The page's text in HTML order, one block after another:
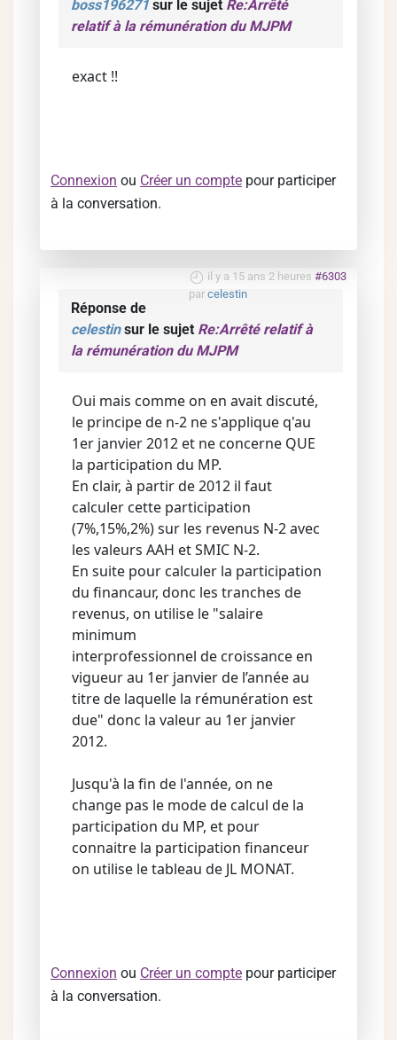
boss196271 sur le sujet Re:Arrêté
relatif à la rémunération du MJPM
exact !!
Connexion ou Créer un compte pour participer
à la conversation.
il y a 15 ans 2 heures #6303
par celestin
Réponse de
celestinsur le sujet Re:Arrêté relatif à
la rémunération du MJPM
Oui mais comme on en avait discuté,
le principe de n-2 ne s'applique q'au
1er janvier 2012 et ne concerne QUE
la participation du MP.
En clair, à partir de 2012 il faut
calculer cette participation
(7%,15%,2%) sur les revenus N-2 avec
les valeurs AAH et SMIC N-2.
En suite pour calculer la participation
du financaur, donc les tranches de
revenus, on utilise le "salaire
minimum
interprofessionnel de croissance en
vigueur au 1er janvier de l’année au
titre de laquelle la rémunération est
due" donc la valeur au 1er janvier
2012.
Jusqu'à la fin de l'année, on ne
change pas le mode de calcul de la
participation du MP, et pour
connaitre la participation financeur
on utilise le tableau de JL MONAT.
Connexion ou Créer un compte pour participer
à la conversation.